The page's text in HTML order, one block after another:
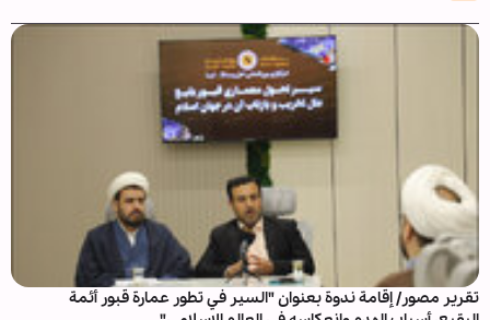
تقرير مصور/ إقامة ندوة بعنوان "السير في تطور عمارة قبور أئمة